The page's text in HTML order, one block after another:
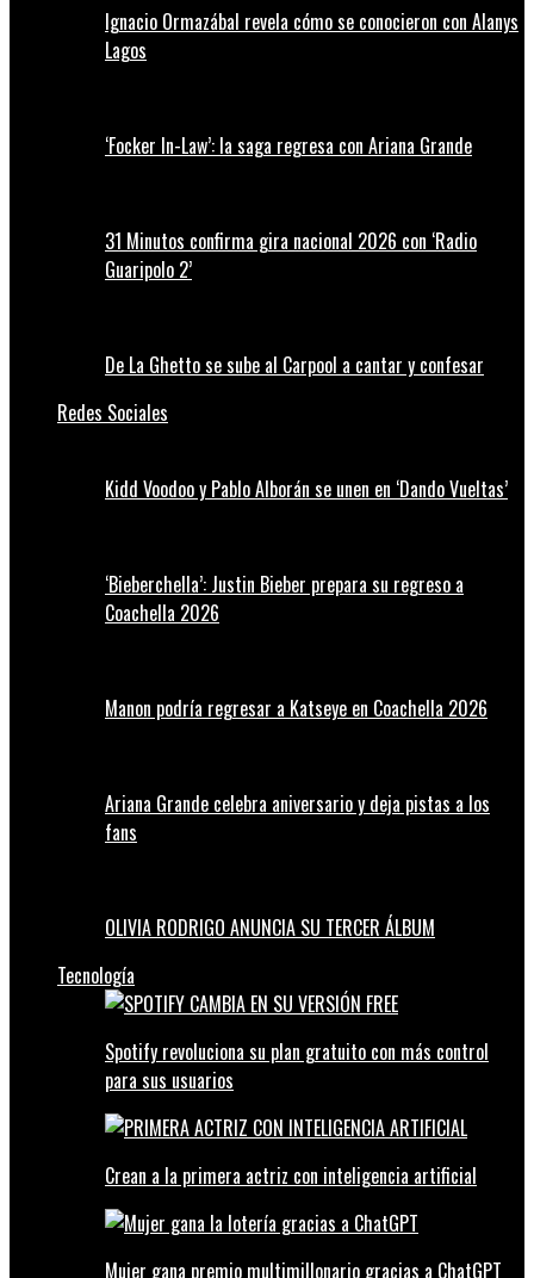
Ignacio Ormazábal revela cómo se conocieron con Alanys
Lagos
‘Focker In-Law’: la saga regresa con Ariana Grande
31 Minutos confirma gira nacional 2026 con ‘Radio
Guaripolo 2’
De La Ghetto se sube al Carpool a cantar y confesar
Redes Sociales
Kidd Voodoo y Pablo Alborán se unen en ‘Dando Vueltas’
‘Bieberchella’: Justin Bieber prepara su regreso a
Coachella 2026
Manon podría regresar a Katseye en Coachella 2026
Ariana Grande celebra aniversario y deja pistas a los
fans
OLIVIA RODRIGO ANUNCIA SU TERCER ÁLBUM
Tecnología
Spotify revoluciona su plan gratuito con más control
para sus usuarios
Crean a la primera actriz con inteligencia artificial
Mujer gana premio multimillonario gracias a ChatGPT